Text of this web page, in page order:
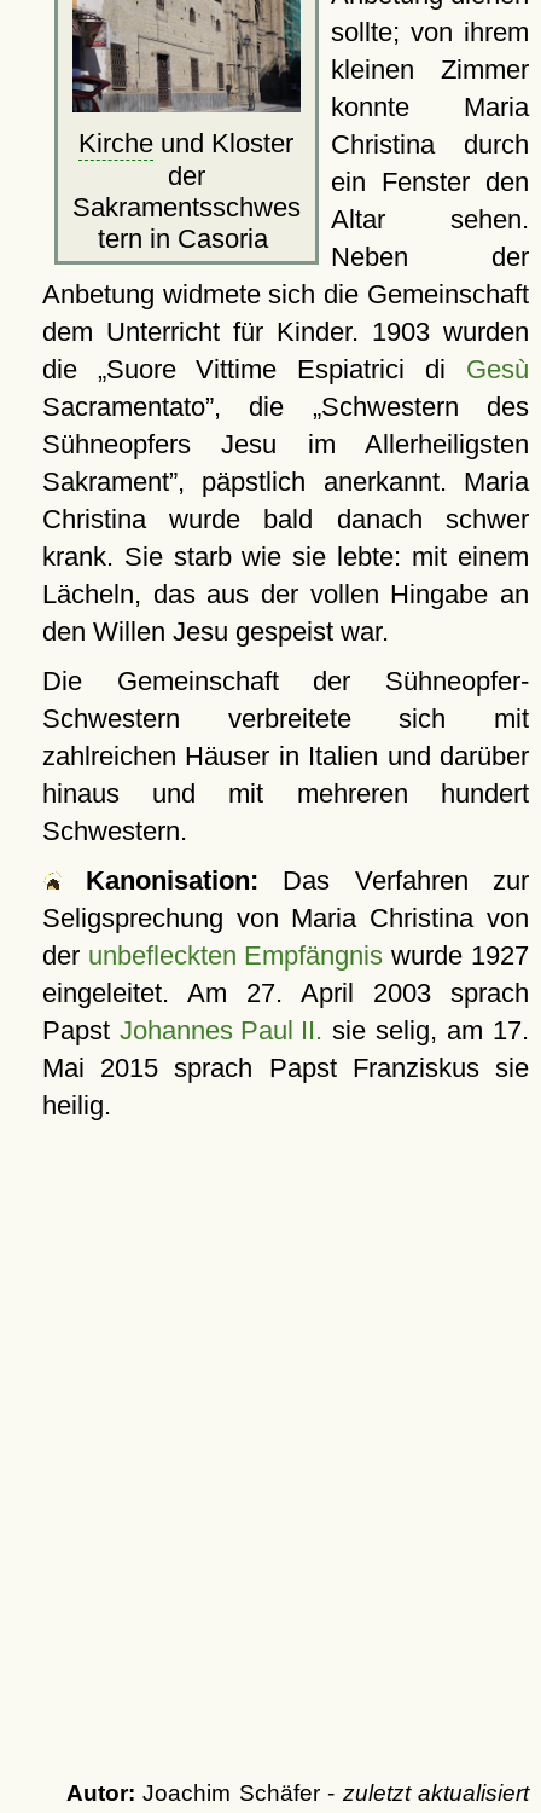
Kirche und Kloster
der
Sakramentsschwes
tern in Casoria
sollte; von ihrem
kleinen Zimmer
konnte Maria
Christina durch
ein Fenster den
Altar sehen.
Neben der
Anbetung widmete sich die Gemeinschaft
dem Unterricht für Kinder. 1903 wurden
die
Suore Vittime Espiatrici di Gesù
Sacramentato , die
Schwestern des
Sühneopfers Jesu im Allerheiligsten
Sakrament , päpstlich anerkannt. Maria
Christina wurde bald danach schwer
krank. Sie starb wie sie lebte: mit einem
Lächeln, das aus der vollen Hingabe an
den Willen Jesu gespeist war.
Die Gemeinschaft der Sühneopfer-
Schwestern verbreitete sich mit
zahlreichen Häuser in Italien und darüber
hinaus und mit mehreren hundert
Schwestern.
Kanonisation: Das Verfahren zur
Seligsprechung von Maria Christina von
der unbefleckten Empfängniswurde 1927
eingeleitet. Am 27. April 2003sprach
Papst Johannes Paul II. sie selig, am 17.
Mai 2015 sprach Papst Franziskus sie
heilig.
Autor: Joachim Schäfer - zuletzt aktualisiert